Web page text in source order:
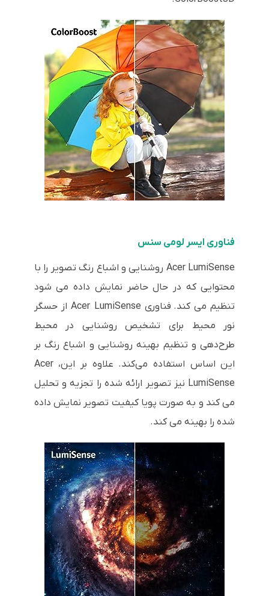
فناوری ایسر لومی سنس
Acer LumiSense روشنایی و اشباع رنگ تصویر را با
محتوایی که در حال حاضر نمایش داده می شود
تنظیم می کند. فناوری Acer LumiSense از حسگر
نور محیط برای تشخیص روشنایی در محیط
طرح‌دهی و تنظیم بهینه روشنایی و اشباع رنگ بر
این اساس استفاده می‌کند. علاوه بر این، Acer
LumiSense نیز تصویر ارائه شده را تجزیه و تحلیل
می کند و به صورت پویا کیفیت تصویر نمایش داده
شده را بهینه می کند.